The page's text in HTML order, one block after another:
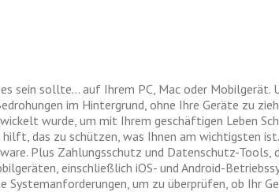
sein sollte… auf Ihrem PC, Mac oder Mobilgerät.
im Hintergrund, ohne Ihre Geräte zu
wurde, um mit Ihrem geschäftigen Leben
das zu schützen, was Ihnen am wichtigsten
Plus Zahlungsschutz und Datenschutz-Tools,
einschließlich iOS- und Android-
Systemanforderungen, um zu überprüfen, ob Ihr